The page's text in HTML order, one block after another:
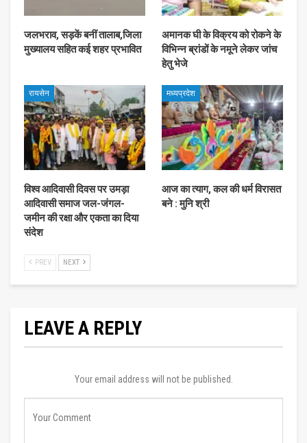
जलभराव, सड़कें बनीं तालाब,जिला
मुख्यालय सहित कई शहर प्रभावित
अमानक घी के विक्रय को रोकने के
विभिन्न ब्रांडों के नमूने लेकर जांच
हेतु भेजे
रायसेन
विश्व आदिवासी दिवस पर उमड़ा
आदिवासी समाज जल-जंगल-
जमीन की रक्षा और एकता का दिया
संदेश
मध्यप्रदेश
आज का त्याग, कल की धर्म विरासत
बने : मुनि श्री
PREV NEXT
LEAVE A REPLY
Your email address will not be published.